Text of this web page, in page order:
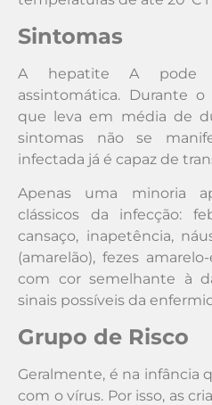
Sintomas
A hepatite A pode
assintomática. Durante
que leva em média de
sintomas não se
infectada já é capaz de
Apenas uma minoria
clássicos da infecção:
cansaço, inapetência,
(amarelão), fezes
com cor semelhante à
sinais possíveis da
Grupo de Risco
Geralmente, é na infância
com o vírus. Por isso, as